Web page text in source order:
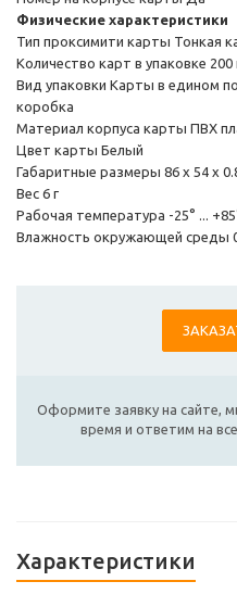
Физические характеристики
Тип проксимити карты Тонкая
Количество карт в упаковке
Вид упаковки Карты в едином
коробка
Материал корпуса карты ПВХ
Цвет карты Белый
Габаритные размеры 86 x 54 x
Вес 6 г
Рабочая температура -25° ...
Влажность окружающей среды 0
Оформите заявку на сайте,
время и ответим на
Характеристики